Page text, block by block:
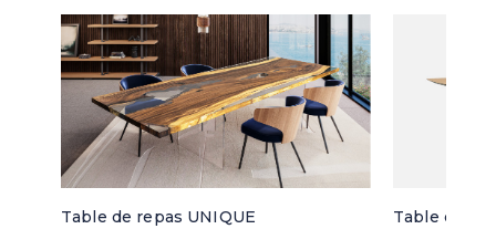
Table de repas UNIQUE Table de